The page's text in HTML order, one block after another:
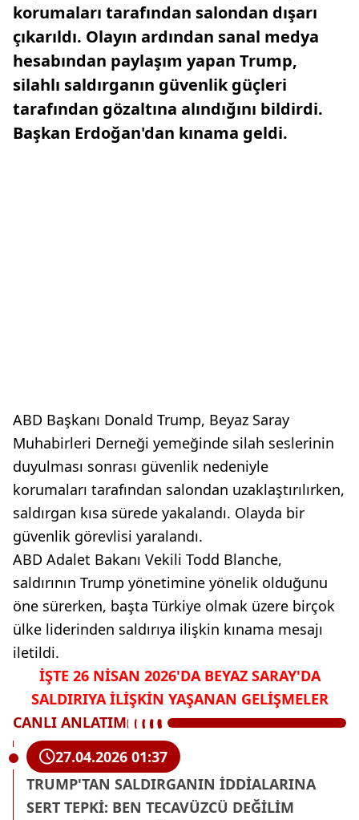
korumaları tarafından salondan dışarı
çıkarıldı. Olayın ardından sanal medya
hesabından paylaşım yapan Trump,
silahlı saldırganın güvenlik güçleri
tarafından gözaltına alındığını bildirdi.
Başkan Erdoğan'dan kınama geldi.
ABD Başkanı Donald Trump, Beyaz Saray
Muhabirleri Derneği yemeğinde silah seslerinin
duyulması sonrası güvenlik nedeniyle
korumaları tarafından salondan uzaklaştırılırken,
saldırgan kısa sürede yakalandı. Olayda bir
güvenlik görevlisi yaralandı.
ABD Adalet Bakanı Vekili Todd Blanche,
saldırının Trump yönetimine yönelik olduğunu
öne sürerken, başta Türkiye olmak üzere birçok
ülke liderinden saldırıya ilişkin kınama mesajı
iletildi.
İŞTE 26 NİSAN 2026'DA BEYAZ SARAY'DA
SALDIRIYA İLİŞKİN YAŞANAN GELİŞMELER
CANLI ANLATIM
27.04.2026 01:37
TRUMP'TAN SALDIRGANIN İDDİALARINA
SERT TEPKİ: BEN TECAVÜZCÜ DEĞİLİM